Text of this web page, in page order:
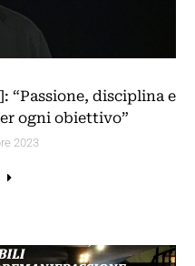
“Passione, disciplina e
ogni obiettivo”
2023